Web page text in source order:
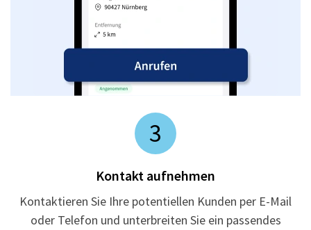
3
Kontakt aufnehmen
Kontaktieren Sie Ihre potentiellen Kunden per E-Mail
oder Telefon und unterbreiten Sie ein passendes